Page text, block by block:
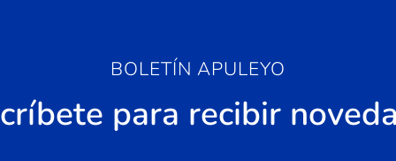
BOLETÍN APULEYO
para recibir